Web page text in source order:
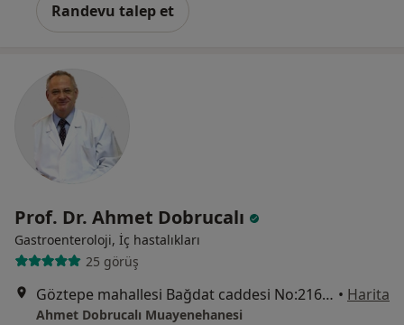
Randevu talep et
Prof. Dr. Ahmet Dobrucalı
Gastroenteroloji, İç hastalıkları
25 görüş
Göztepe mahallesi Bağdat caddesi No:216/19 Çiftehavuzlar, İstanbul • Harita
Ahmet Dobrucalı Muayenehanesi